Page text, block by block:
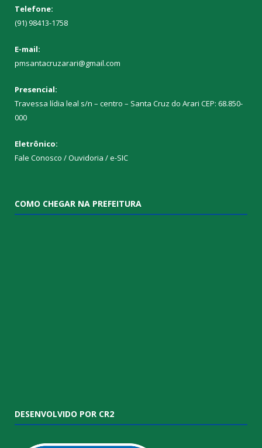
Telefone:
(91) 98413-1758
E-mail:
pmsantacruzarari@gmail.com
Presencial:
Travessa lídia leal s/n – centro – Santa Cruz do Arari CEP: 68.850-
000
Eletrônico:
Fale Conosco / Ouvidoria / e-SIC
COMO CHEGAR NA PREFEITURA
DESENVOLVIDO POR CR2